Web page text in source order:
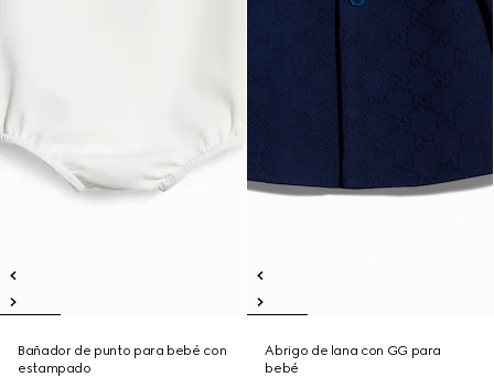
Bañador de punto para bebé con
estampado
Abrigo de lana con GG para
bebé